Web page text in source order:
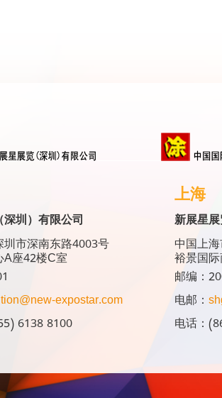
圳）有限公司
圳市深南东路4003号
A座42楼C室
expostar.com
6138 8100
上海
新展星
中国上
裕景国
邮编：
电邮：
电话：